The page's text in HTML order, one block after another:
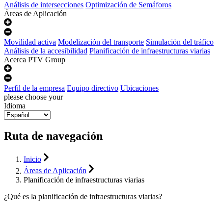
Análisis de intersecciones Optimización de Semáforos
Áreas de Aplicación
Movilidad activa Modelización del transporte Simulación del tráfico
Análisis de la accesibilidad Planificación de infraestructuras viarias
Acerca PTV Group
Perfil de la empresa Equipo directivo Ubicaciones
please choose your
Idioma
Ruta de navegación
Inicio
Áreas de Aplicación
Planificación de infraestructuras viarias
¿Qué es la planificación de infraestructuras viarias?